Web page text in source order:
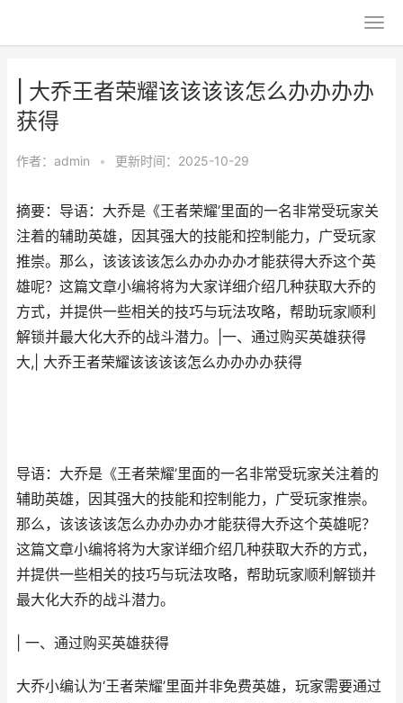
| 大乔王者荣耀该该该该怎么办办办办
获得
作者： admin • 更新时间：2025-10-29
摘要：导语：大乔是《王者荣耀’里面的一名非常受玩家关
注着的辅助英雄，因其强大的技能和控制能力，广受玩家
推崇。那么，该该该该怎么办办办办才能获得大乔这个英
雄呢？这篇文章小编将将为大家详细介绍几种获取大乔的
方式，并提供一些相关的技巧与玩法攻略，帮助玩家顺利
解锁并最大化大乔的战斗潜力。|一、通过购买英雄获得
大,| 大乔王者荣耀该该该该怎么办办办办获得
导语：大乔是《王者荣耀’里面的一名非常受玩家关注着的
辅助英雄，因其强大的技能和控制能力，广受玩家推崇。
那么，该该该该怎么办办办办才能获得大乔这个英雄呢？
这篇文章小编将将为大家详细介绍几种获取大乔的方式，
并提供一些相关的技巧与玩法攻略，帮助玩家顺利解锁并
最大化大乔的战斗潜力。
| 一、通过购买英雄获得
大乔小编认为‘王者荣耀’里面并非免费英雄，玩家需要通过